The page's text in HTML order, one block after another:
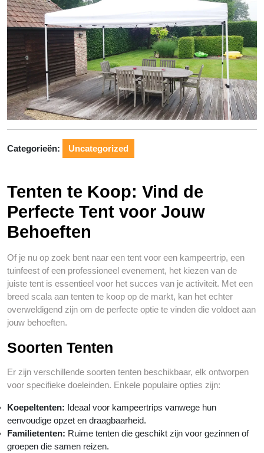
Categorieën: Uncategorized
Tenten te Koop: Vind de
Perfecte Tent voor Jouw
Behoeften
Of je nu op zoek bent naar een tent voor een kampeertrip, een
tuinfeest of een professioneel evenement, het kiezen van de
juiste tent is essentieel voor het succes van je activiteit. Met een
breed scala aan tenten te koop op de markt, kan het echter
overweldigend zijn om de perfecte optie te vinden die voldoet aan
jouw behoeften.
Soorten Tenten
Er zijn verschillende soorten tenten beschikbaar, elk ontworpen
voor specifieke doeleinden. Enkele populaire opties zijn:
Koepeltenten: Ideaal voor kampeertrips vanwege hun
eenvoudige opzet en draagbaarheid.
Familietenten: Ruime tenten die geschikt zijn voor gezinnen of
groepen die samen reizen.